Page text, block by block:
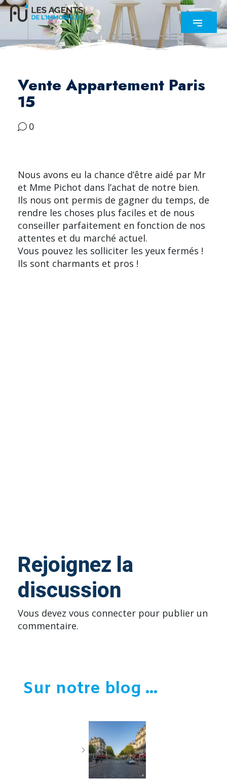
Vente Appartement Paris
15
0
Nous avons eu la chance d’être aidé par Mr
et Mme Pichot dans l’achat de notre bien.
Ils nous ont permis de gagner du temps, de
rendre les choses plus faciles et de nous
conseiller parfaitement en fonction de nos
attentes et du marché actuel.
Vous pouvez les solliciter les yeux fermés !
Ils sont charmants et pros !
Rejoignez la
discussion
Vous devez vous connecter pour publier un
commentaire.
Sur notre blog ...